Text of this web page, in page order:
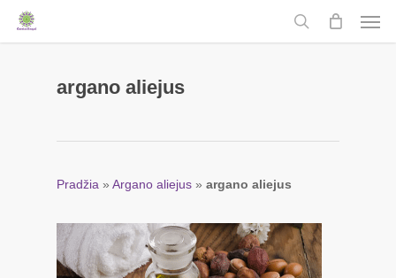
Skip
search
argano aliejus
Pradžia » Argano aliejus » argano aliejus